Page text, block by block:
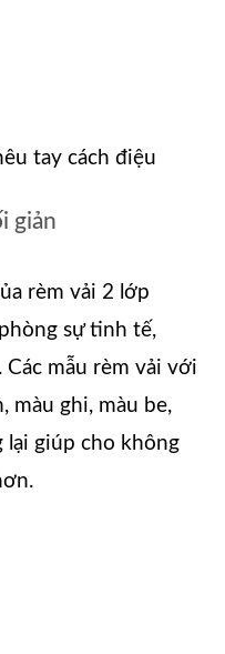
tay cách điệu
giản
rèm vải 2 lớp
sự tinh tế,
Các mẫu rèm vải với
màu ghi, màu be,
lại giúp cho không